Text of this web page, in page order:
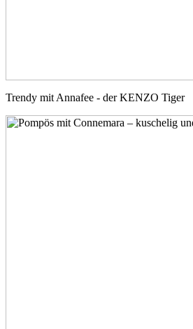
Trendy mit Annafee - der KENZO Tiger